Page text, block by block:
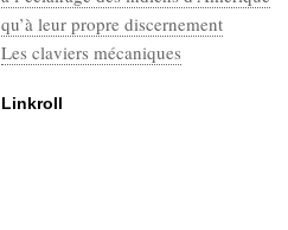
qu’à leur propre discernement
Les claviers mécaniques
Linkroll